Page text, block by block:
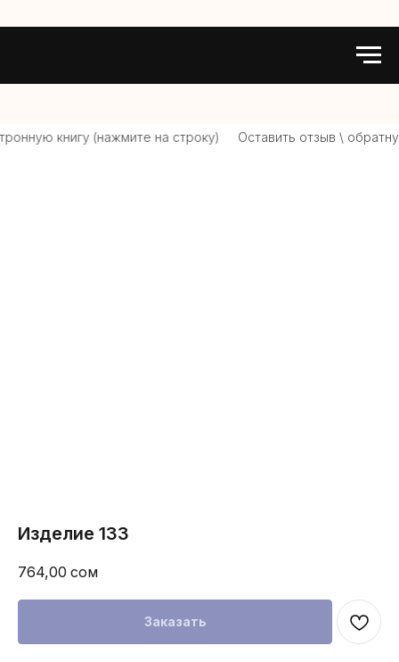
книгу (нажмите на строку) Оставить отзыв \
Изделие 133
764,00 сом
Заказать